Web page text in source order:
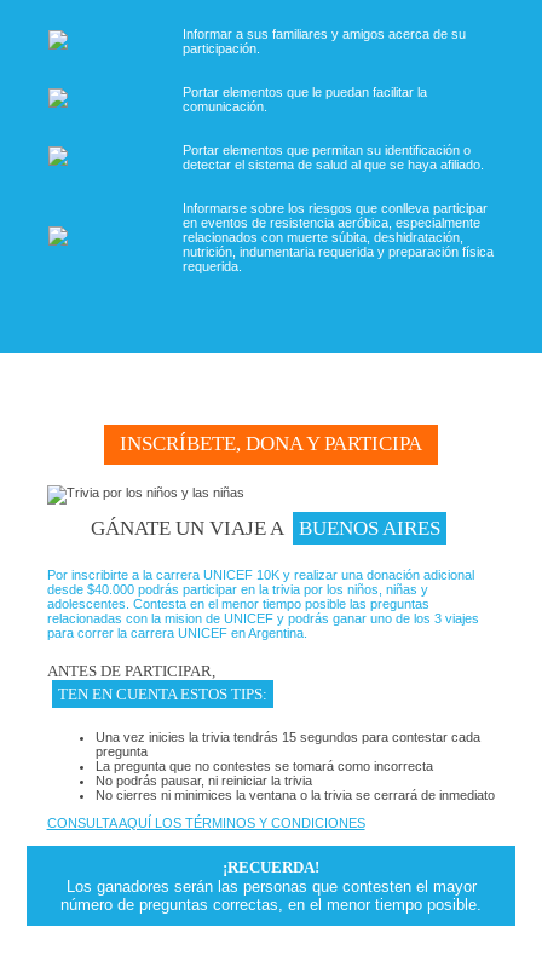
Informar a sus familiares y amigos acerca de su
participación.
Portar elementos que le puedan facilitar la
comunicación.
Portar elementos que permitan su identificación o
detectar el sistema de salud al que se haya afiliado.
Informarse sobre los riesgos que conlleva participar
en eventos de resistencia aeróbica, especialmente
relacionados con muerte súbita, deshidratación,
nutrición, indumentaria requerida y preparación física
requerida.
INSCRÍBETE, DONA Y PARTICIPA
GÁNATE UN VIAJE A BUENOS AIRES
Por inscribirte a la carrera UNICEF 10K y realizar una donación adicional
desde $40.000 podrás participar en la trivia por los niños, niñas y
adolescentes. Contesta en el menor tiempo posible las preguntas
relacionadas con la mision de UNICEF y podrás ganar uno de los 3 viajes
para correr la carrera UNICEF en Argentina.
ANTES DE PARTICIPAR,
TEN EN CUENTA ESTOS TIPS:
Una vez inicies la trivia tendrás 15 segundos para contestar cada
pregunta
La pregunta que no contestes se tomará como incorrecta
No podrás pausar, ni reiniciar la trivia
No cierres ni minimices la ventana o la trivia se cerrará de inmediato
CONSULTA AQUÍ LOS TÉRMINOS Y CONDICIONES
¡RECUERDA!
Los ganadores serán las personas que contesten el mayor
número de preguntas correctas, en el menor tiempo posible.